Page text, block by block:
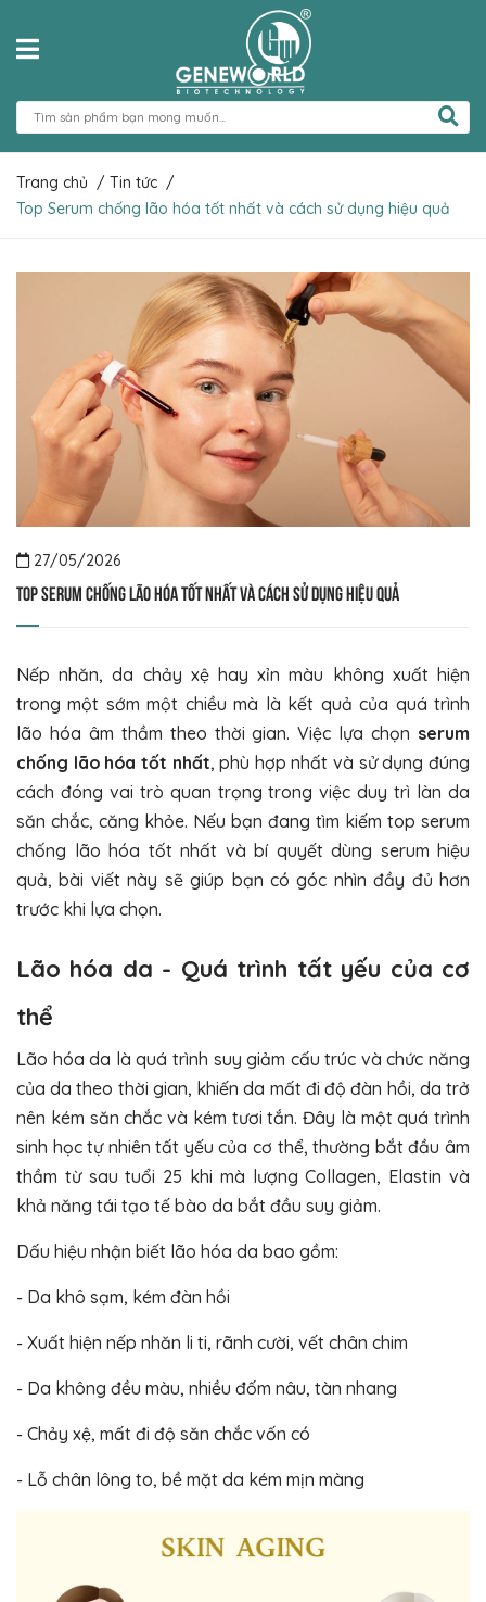
Trang chủ / Tin tức /
Top Serum chống lão hóa tốt nhất và cách sử dụng hiệu quả
27/05/2026
Top Serum chống lão hóa tốt nhất và cách sử dụng hiệu quả
Nếp nhăn, da chảy xệ hay xỉn màu không xuất hiện
trong một sớm một chiều mà là kết quả của quá trình
lão hóa âm thầm theo thời gian. Việc lựa chọn serum
chống lão hóa tốt nhất, phù hợp nhất và sử dụng đúng
cách đóng vai trò quan trọng trong việc duy trì làn da
săn chắc, căng khỏe. Nếu bạn đang tìm kiếm top serum
chống lão hóa tốt nhất và bí quyết dùng serum hiệu
quả, bài viết này sẽ giúp bạn có góc nhìn đầy đủ hơn
trước khi lựa chọn.
Lão hóa da - Quá trình tất yếu của cơ
thể
Lão hóa da là quá trình suy giảm cấu trúc và chức năng
của da theo thời gian, khiến da mất đi độ đàn hồi, da trở
nên kém săn chắc và kém tươi tắn. Đây là một quá trình
sinh học tự nhiên tất yếu của cơ thể, thường bắt đầu âm
thầm từ sau tuổi 25 khi mà lượng Collagen, Elastin và
khả năng tái tạo tế bào da bắt đầu suy giảm.
Dấu hiệu nhận biết lão hóa da bao gồm:
- Da khô sạm, kém đàn hồi
- Xuất hiện nếp nhăn li ti, rãnh cười, vết chân chim
- Da không đều màu, nhiều đốm nâu, tàn nhang
- Chảy xệ, mất đi độ săn chắc vốn có
- Lỗ chân lông to, bề mặt da kém mịn màng